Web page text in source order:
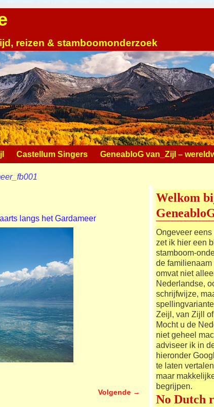
reizen & stamboomonderzoek
Castellum Singers GeneabloG van_Zijl –
langs het Gardameer
Volgende →
Welkom
Ongeveer eens
zet ik hier een
stamboom-
de
omvat niet
Nederlandse,
schrijfwijze,
Zeijl, van Zijll
Mocht u de
niet geheel
adviseer ik in
hieronder
te laten
maar
begrijpen.
No Dutch